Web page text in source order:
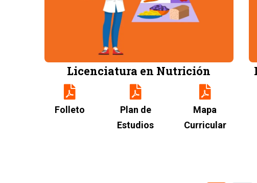
Licenciatura en Nutrición
Folleto
Plan de
Estudios
Mapa
Curricular